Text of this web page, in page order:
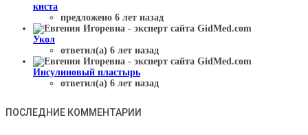
киста
предложено 6 лет назад
Укол
ответил(а) 6 лет назад
Инсулиновый пластырь
ответил(а) 6 лет назад
ПОСЛЕДНИЕ КОММЕНТАРИИ